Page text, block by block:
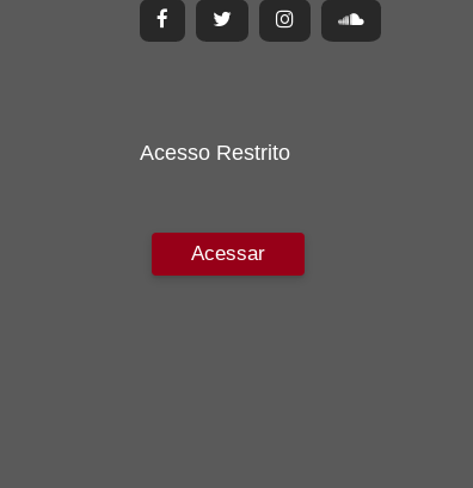
Acesso Restrito
Acessar